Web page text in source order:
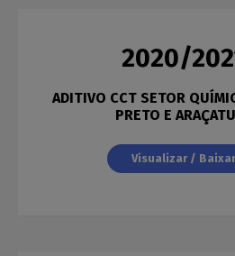
2020/
ADITIVO CCT SETOR
PRETO E
Visualizar / Baixar